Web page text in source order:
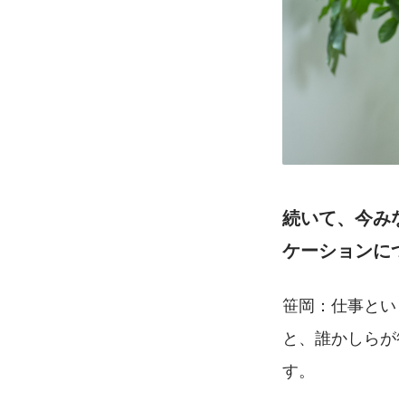
続いて、今み
ケーションに
笹岡：仕事と
と、誰かしら
す。